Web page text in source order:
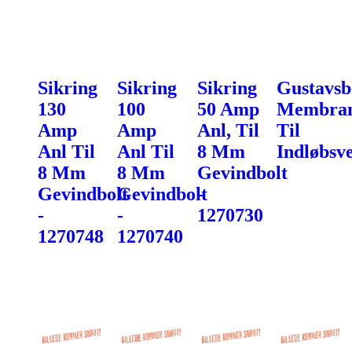
Sikring
130
Amp
Anl Til
8 Mm
Gevindbolt
-
1270748
Sikring
100
Amp
Anl Til
8 Mm
Gevindbolt
-
1270740
Sikring
50 Amp
Anl, Til
8 Mm
Gevindbolt
-
1270730
Til